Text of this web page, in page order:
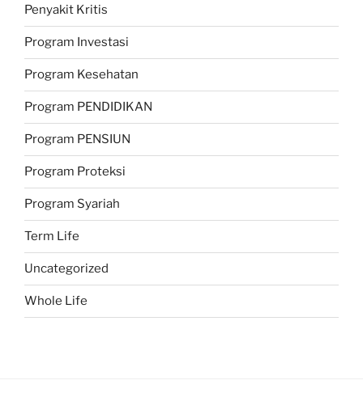
Penyakit Kritis
Program Investasi
Program Kesehatan
Program PENDIDIKAN
Program PENSIUN
Program Proteksi
Program Syariah
Term Life
Uncategorized
Whole Life